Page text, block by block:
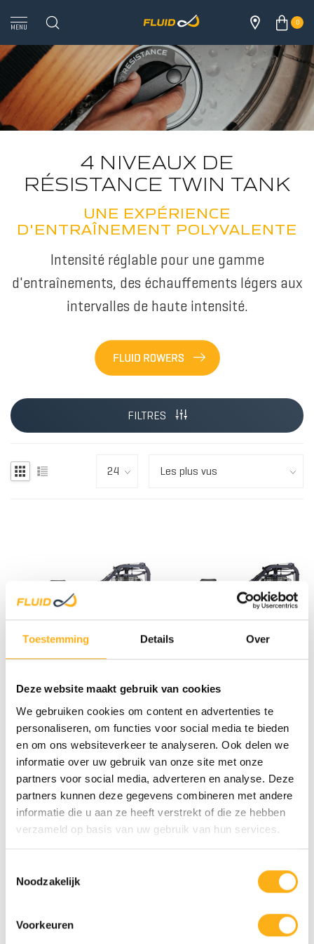
Toestemming Details Over
Deze website maakt gebruik van cookies
We gebruiken cookies om content en advertenties te
personaliseren, om functies voor social media te bieden
en om ons websiteverkeer te analyseren. Ook delen we
informatie over uw gebruik van onze site met onze
partners voor social media, adverteren en analyse. Deze
partners kunnen deze gegevens combineren met andere
informatie die u aan ze heeft verstrekt of die ze hebben
verzameld op basis van uw gebruik van hun services.
Noodzakelijk
Voorkeuren
TOUS LES
BOIS/ACIER
ACIER
ACIER/
MENU
0
4 NIVEAUX DE
RÉSISTANCE TWIN TANK
UNE EXPÉRIENCE
D'ENTRAÎNEMENT POLYVALENTE
Intensité réglable pour une gamme
d'entraînements, des échauffements légers aux
intervalles de haute intensité.
FILTRES
NEON PLUS NOIR
€1.349,00
En stock
APOLLO PLUS +
BLUETOOTH
€1.499,00
En rupture de stock
FLUID ROWER
APOLLO PLUS
FLUID ROWER
APOLLO PLUS NOIR